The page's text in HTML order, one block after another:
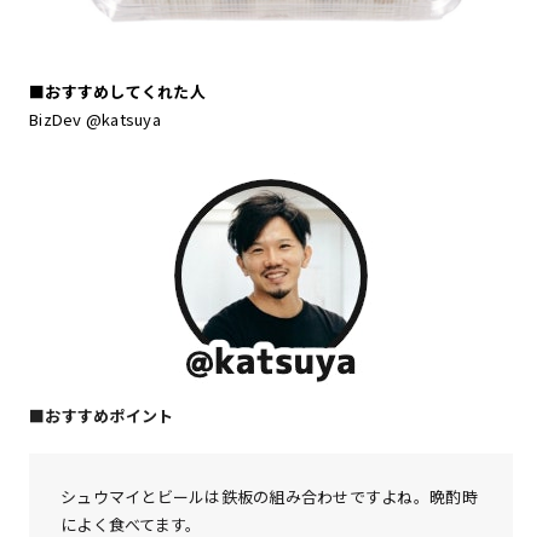
■おすすめしてくれた人
BizDev @katsuya
■おすすめポイント
シュウマイとビールは鉄板の組み合わせですよね。晩酌時
によく食べてます。